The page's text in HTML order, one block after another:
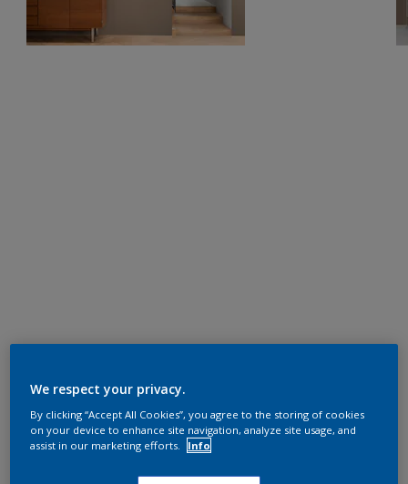
We respect your privacy.
By clicking “Accept All Cookies”, you agree to the storing of cookies
on your device to enhance site navigation, analyze site usage, and
assist in our marketing efforts.
Info